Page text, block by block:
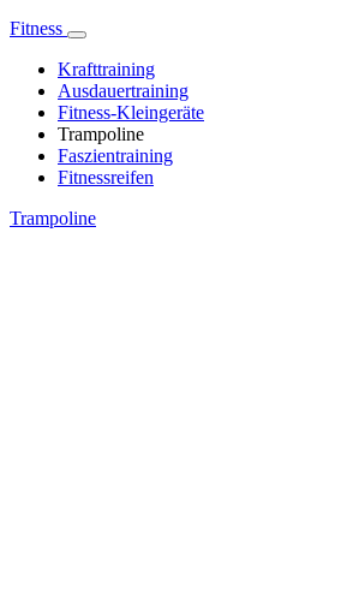
Fitness
Krafttraining
Ausdauertraining
Fitness-Kleingeräte
Trampoline
Faszientraining
Fitnessreifen
Trampoline